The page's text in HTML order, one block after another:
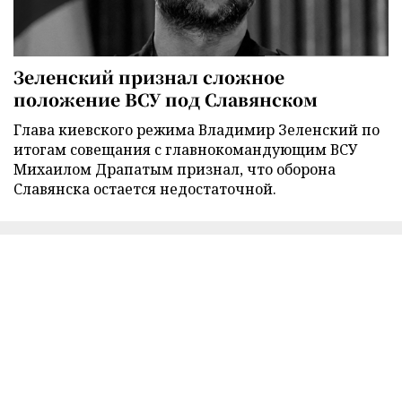
Зеленский признал сложное
положение ВСУ под Славянском
Глава киевского режима Владимир Зеленский по
итогам совещания с главнокомандующим ВСУ
Михаилом Драпатым признал, что оборона
Славянска остается недостаточной.